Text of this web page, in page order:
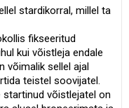
stardikorral, millel ta
fikseeritud
kui võistleja endale
võimalik sellel ajal
teistel soovijatel.
võistlejatel on